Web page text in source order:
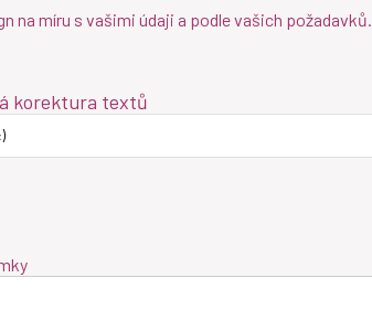
na míru s vašimi údaji a podle vašich požadavků.
korektura textů